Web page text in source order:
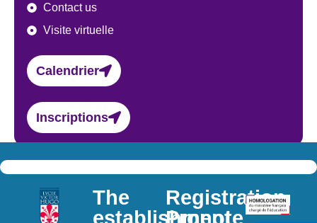
Contact us
Visite virtuelle
Calendrier
Inscriptions
The
establishment
Registration
Pronote